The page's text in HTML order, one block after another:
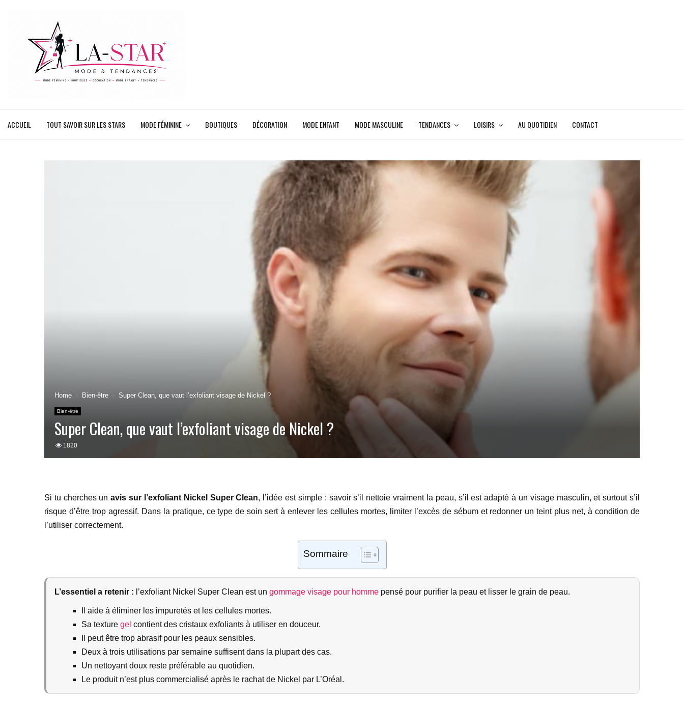
ACCUEIL TOUT SAVOIR SUR LES STARS MODE FÉMININE BOUTIQUES DÉCORATION MODE ENFANT MODE MASCULINE TENDANCES LOISIRS AU QUOTIDIEN CONTACT
Home Bien-être Super Clean, que vaut l’exfoliant visage de Nickel ?
Bien-être
Super Clean, que vaut l’exfoliant visage de Nickel ?
1820
Si tu cherches unavis sur l’exfoliant Nickel Super Clean, l’idée est simple : savoir s’il nettoie vraiment la peau, s’il est adapté à un visage masculin, et surtout s’il
risque d’être trop agressif. Dans la pratique, ce type de soin sert à enlever les cellules mortes, limiter l’excès de sébum et redonner un teint plus net, à condition de
l’utiliser correctement.
Sommaire
L’essentiel a retenir : l’exfoliant Nickel Super Clean est un gommage visage pour homme pensé pour purifier la peau et lisser le grain de peau.
Il aide à éliminer les impuretés et les cellules mortes.
Sa texture gel contient des cristaux exfoliants à utiliser en douceur.
Il peut être trop abrasif pour les peaux sensibles.
Deux à trois utilisations par semaine suffisent dans la plupart des cas.
Un nettoyant doux reste préférable au quotidien.
Le produit n’est plus commercialisé après le rachat de Nickel par L’Oréal.